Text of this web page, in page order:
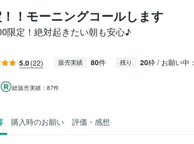
！モーニングコールします
限定！絶対起きたい朝も安心♪
5.0(22) 販売実績 80件 残り 20枠 / お願い中：
総販売実績：87件
購入時のお願い 評価・感想